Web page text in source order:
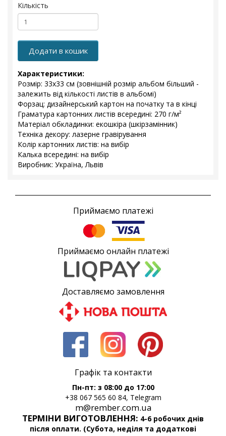
Кількість
Додати в кошик
Характеристики:
Розмір: 33х33 см (зовнішній розмір альбом більший -
залежить від кількості листів в альбомі)
Форзац: дизайнерський картон на початку та в кінці
Граматура картонних листів всередині: 270 г/м²
Матеріал обкладинки: екошкіра (шкірзамінник)
Техніка декору: лазерне гравірування
Колір картонних листів: на вибір
Калька всередині: на вибір
Виробник: Україна, Львів
Приймаємо платежі
Приймаємо онлайн платежі
Доставляємо замовлення
Графік та контакти
Пн-пт: з 08:00 до 17:00
+38 067 565 60 84, Telegram
m@rember.com.ua
ТЕРМІНИ ВИГОТОВЛЕННЯ: 4-6 робочих днів
після оплати. (Субота, неділя та додаткові